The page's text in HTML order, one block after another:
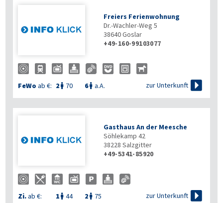
Freiers Ferienwohnung
Dr.-Wachler-Weg 5
38640Goslar
+49-160-99103077
FeWo ab €: 2  70 6 a.A. zur Unterkunft 
Gasthaus An der Meesche
Söhlekamp 42
38228 Salzgitter
+49-5341-85920
Zi.ab €: 1  44 2  75 zur Unterkunft 